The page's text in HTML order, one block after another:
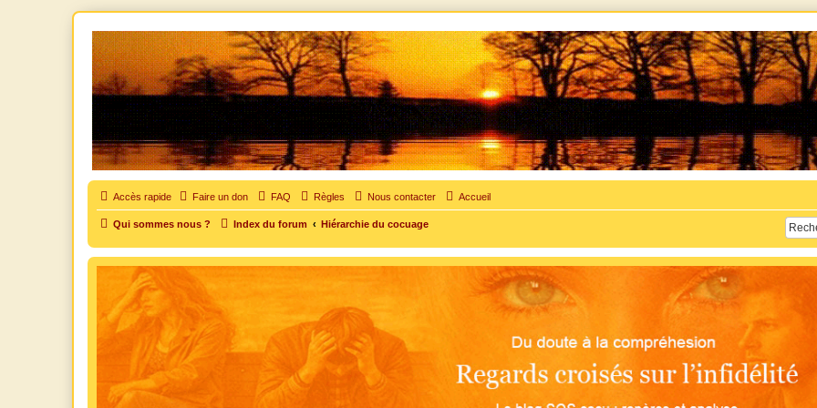
SOS cocu
SOS cocu est une association loi 1901 dont l'objet est le soutien aux victimes d'adultère. Pouvoir parler, se confier, recevoir un soutien moral pour traverser une
Accès rapide Faire un don FAQ Règles Nous contacter Accueil
Qui sommes nous ? Index du forum Hiérarchie du cocuage